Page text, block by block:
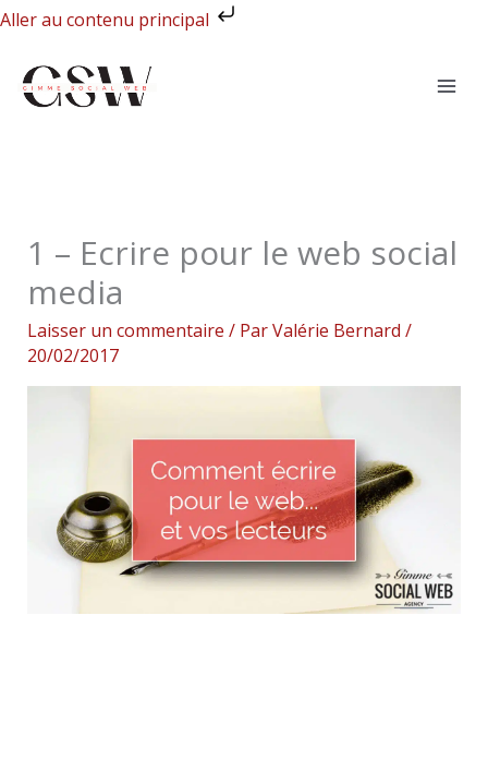
Aller au contenu principal
Aller
contenu
1 – Ecrire pour le web social
media
Laisser un commentaire / ParValérie Bernard /
20/02/2017